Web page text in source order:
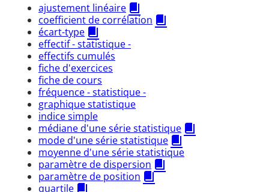
ajustement linéaire
coefficient de corrélation
écart-type
effectif - statistique -
effectifs cumulés
fiche d'exercices
fiche de cours
fréquence - statistique -
graphique statistique
indice simple
médiane d'une série statistique
mode d'une série statistique
moyenne d'une série statistique
paramètre de dispersion
paramètre de position
quartile